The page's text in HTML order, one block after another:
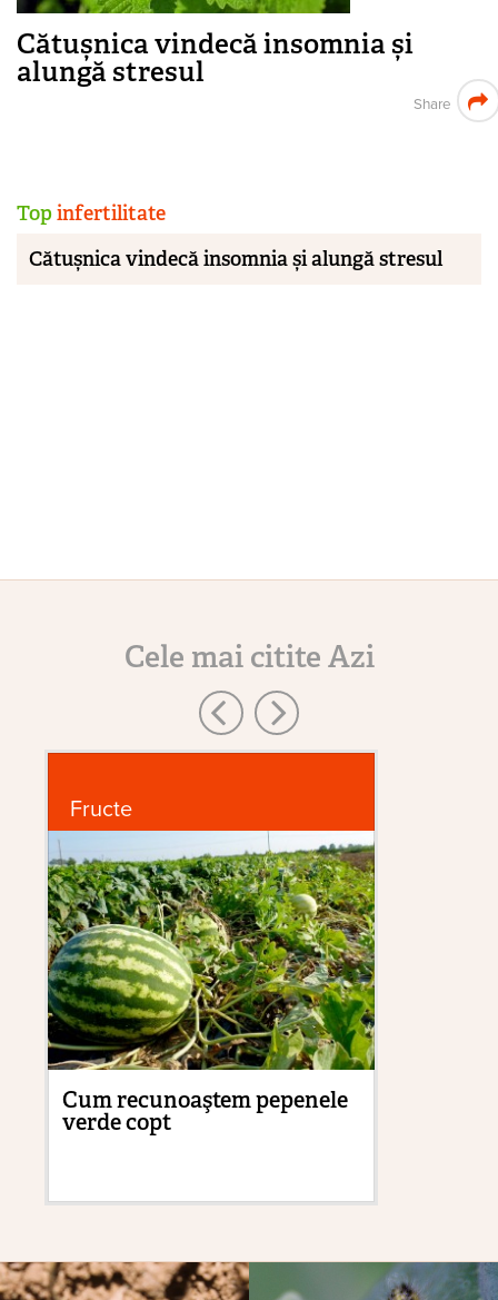
Cătușnica vindecă insomnia și
alungă stresul
Share
Topinfertilitate
Cătușnica vindecă insomnia și alungă stresul
Cele mai citite Azi
Fructe
Cum recunoaştem pepenele
verde copt